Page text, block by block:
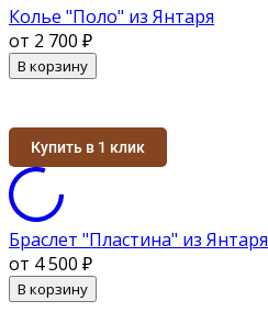
Колье "Поло" из Янтаря
от 2 700 ₽
В корзину
Купить в 1 клик
Браслет "Пластина" из Янтаря
от 4 500 ₽
В корзину